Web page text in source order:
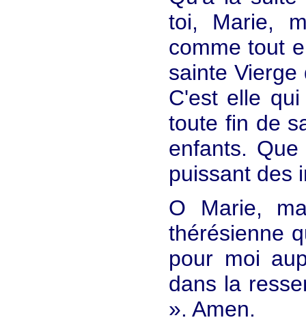
toi, Marie,
comme tout
sainte
C'est elle
toute fin de
enfants.
puissant des
O Marie,
thérésienne
pour moi
dans la
». Amen.